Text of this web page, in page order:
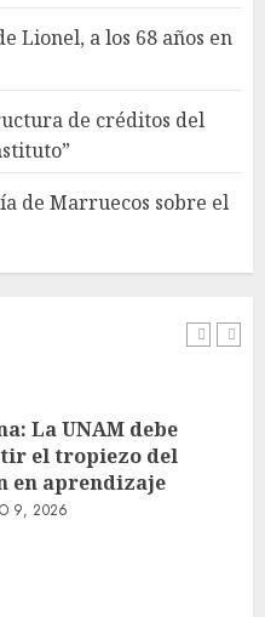
Lionel, a los 68 años en
de créditos del
de Marruecos sobre el
respalda soberanía
9, 2026
9, 2026
La UNAM debe
el tropiezo del
en aprendizaje
9, 2026